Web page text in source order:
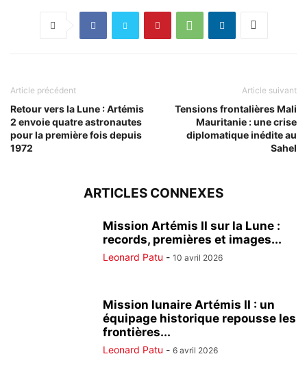
Article précédent
Retour vers la Lune : Artémis
2 envoie quatre astronautes
pour la première fois depuis
1972
Article suivant
Tensions frontalières Mali
Mauritanie : une crise
diplomatique inédite au
Sahel
ARTICLES CONNEXES
Mission Artémis II sur la Lune :
records, premières et images...
Leonard Patu - 10 avril 2026
Mission lunaire Artémis II : un
équipage historique repousse les
frontières...
Leonard Patu - 6 avril 2026